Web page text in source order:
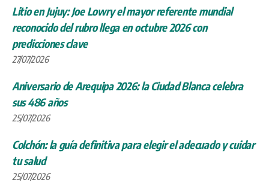
Litio en Jujuy: Joe Lowry el mayor referente mundial
reconocido del rubro llega en octubre 2026 con
predicciones clave
27/07/2026
Aniversario de Arequipa 2026: la Ciudad Blanca celebra
sus 486 años
25/07/2026
Colchón: la guía definitiva para elegir el adecuado y cuidar
tu salud
25/07/2026